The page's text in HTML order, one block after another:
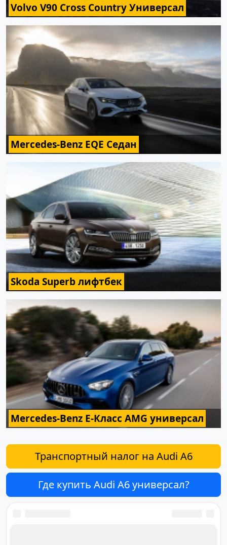
Volvo V90 Cross Country Универсал
Mercedes-Benz EQE Седан
Skoda Superb лифтбек
Mercedes-Benz E-Класс AMG универсал
Транспортный налог на Audi A6
Где купить Audi A6 универсал?